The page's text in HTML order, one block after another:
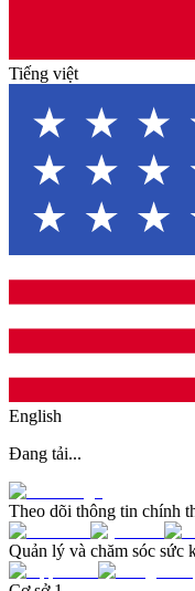
Tiếng việt
English
Đang tải...
Theo dõi thông tin chính
Quản lý và chăm sóc sức